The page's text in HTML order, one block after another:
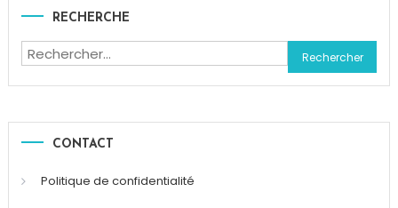
RECHERCHE
Rechercher :
CONTACT
Politique de confidentialité